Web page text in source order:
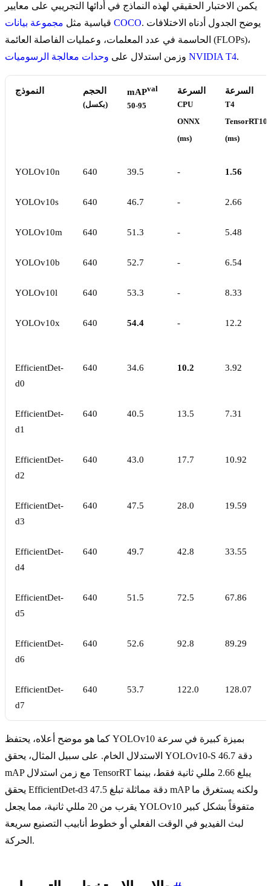
يكمن الاختبار الحقيقي لهذه النماذج في أدائها التجريبي على معايير
قياسية مثل مجموعة بيانات COCO. يوضح الجدول أدناه الاختلافات
الحاسمة في عدد المعلمات، وعمليات الفاصلة العائمة (FLOPs)،
وزمن استدلال على وحدات معالجة الرسوميات NVIDIA T4.
النموذج الحجم
(بكسل)
mAPval
50-95
السرعة
CPU
ONNX
(ms)
السرعة
T4
TensorRT10
(ms)
YOLOv10n 640 39.5 - 1.56
YOLOv10s 640 46.7 - 2.66
YOLOv10m 640 51.3 - 5.48
YOLOv10b 640 52.7 - 6.54
YOLOv10l 640 53.3 - 8.33
YOLOv10x 640 54.4 - 12.2
EfficientDet-
d0
640 34.6 10.2 3.92
EfficientDet-
d1
640 40.5 13.5 7.31
EfficientDet-
d2
640 43.0 17.7 10.92
EfficientDet-
d3
640 47.5 28.0 19.59
EfficientDet-
d4
640 49.7 42.8 33.55
EfficientDet-
d5
640 51.5 72.5 67.86
EfficientDet-
d6
640 52.6 92.8 89.29
EfficientDet-
d7
640 53.7 122.0 128.07
كما هو موضح أعلاه، يحتفظ YOLOv10 بميزة كبيرة في سرعة
الاستدلال الخام. على سبيل المثال، يحقق YOLOv10-S دقة 46.7
mAP مع زمن استدلال TensorRT يبلغ 2.66 مللي ثانية فقط، بينما
يحقق EfficientDet-d3 دقة مماثلة تبلغ 47.5 mAP ولكنه يستغرق ما
يقرب من 20 مللي ثانية، مما يجعل YOLOv10 متفوقاً بشكل كبير
لبث الفيديو في الوقت الفعلي أو خطوط أنابيب التصنيع سريعة
الحركة.